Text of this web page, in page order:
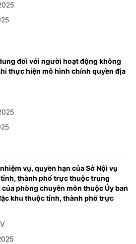
đối với người hoạt động không
thực hiện mô hình chính quyền địa
vụ, quyền hạn của Sở Nội vụ
thành phố trực thuộc trung
phòng chuyên môn thuộc Ủy ban
khu thuộc tỉnh, thành phố trực